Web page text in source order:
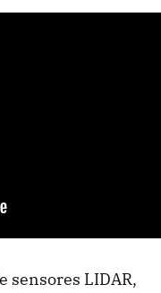
sensores LIDAR,